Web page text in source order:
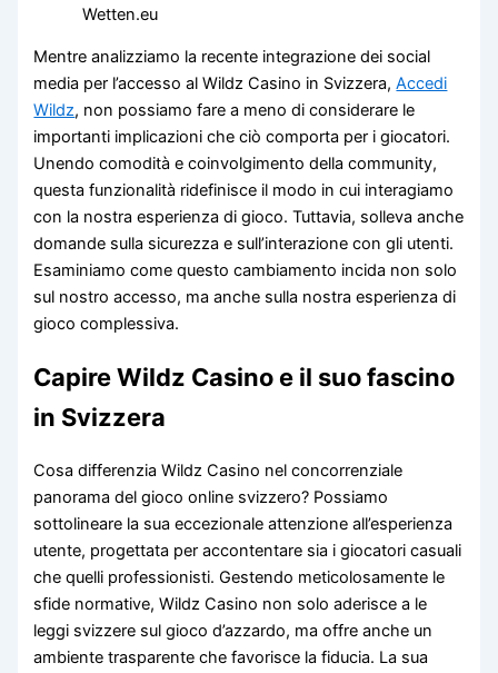
Mentre analizziamo la recente integrazione dei social
media per l’accesso al Wildz Casino in Svizzera,Accedi
Wildz, non possiamo fare a meno di considerare le
importanti implicazioni che ciò comporta per i giocatori.
Unendo comodità e coinvolgimento della community,
questa funzionalità ridefinisce il modo in cui interagiamo
con la nostra esperienza di gioco. Tuttavia, solleva anche
domande sulla sicurezza e sull’interazione con gli utenti.
Esaminiamo come questo cambiamento incida non solo
sul nostro accesso, ma anche sulla nostra esperienza di
gioco complessiva.
Capire Wildz Casino e il suo fascino
in Svizzera
Cosa differenzia Wildz Casino nel concorrenziale
panorama del gioco online svizzero? Possiamo
sottolineare la sua eccezionale attenzione all’esperienza
utente, progettata per accontentare sia i giocatori casuali
che quelli professionisti. Gestendo meticolosamente le
sfide normative, Wildz Casino non solo aderisce a le
leggi svizzere sul gioco d’azzardo, ma offre anche un
ambiente trasparente che favorisce la fiducia. La sua